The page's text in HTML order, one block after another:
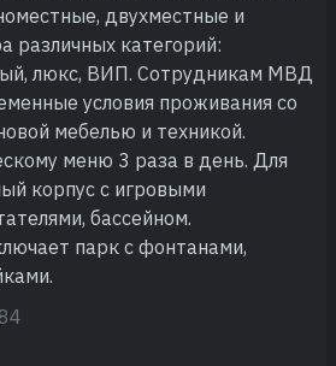
двухместные и
различных категорий:
люкс, ВИП. Сотрудникам МВД
условия проживания со
мебелью и техникой.
меню 3 раза в день. Для
корпус с игровыми
бассейном.
парк с фонтанами,